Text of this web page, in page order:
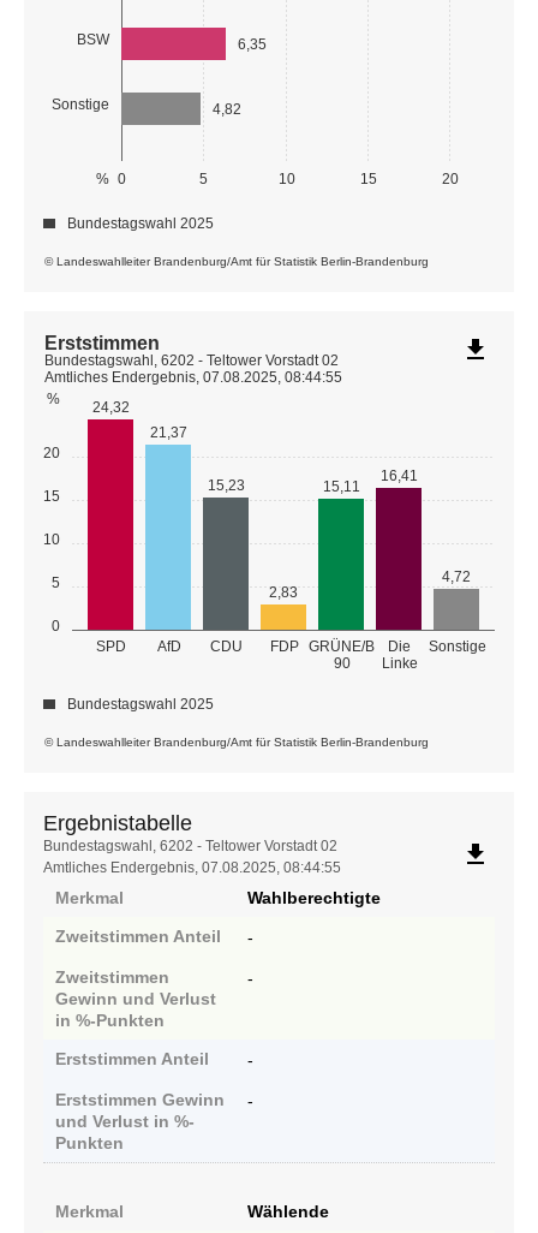
BSW
Sonstige
0 5 10 15 20
%
6,35
4,82
© Landeswahlleiter Brandenburg/Amt für Statistik Berlin-Brandenburg
Bundestagswahl 2025
0
5
10
15
20
%
SPD AfD CDU FDP GRÜNE/B
90
Die
Linke
Sonstige
24,32
21,37
15,23
2,83
15,11
16,41
4,72
© Landeswahlleiter Brandenburg/Amt für Statistik Berlin-Brandenburg
Erststimmen
Bundestagswahl, 6202 - Teltower Vorstadt 02
Amtliches Endergebnis, 07.08.2025, 08:44:55
Bundestagswahl 2025
file_download
Ergebnistabelle
Ergebnistabelle
Bundestagswahl, 6202 - Teltower Vorstadt 02
Amtliches Endergebnis, 07.08.2025, 08:44:55
file_download
Merkmal
Wahlberechtigte
Zweitstimmen Anteil -
Zweitstimmen
Gewinn und Verlust
in %-Punkten
-
Erststimmen Anteil -
Erststimmen Gewinn
und Verlust in %-
Punkten
-
Merkmal
Wählende